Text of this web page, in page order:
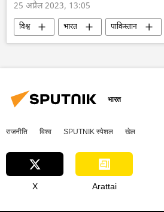
25 अप्रैल 2023, 13:05
विश्व भारत पाकिस्तान
भारत का विदेश मंत्रालय (MEA)
सीमा विवाद
भारत
राजनीति विश्व SPUTNIK स्पेशल खेल
X Arattai